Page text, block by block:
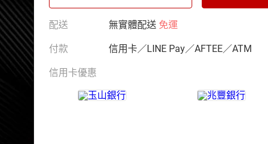
配送 無實體配送 免運
付款 信用卡／LINE Pay／AFTEE／ATM
信用卡優惠